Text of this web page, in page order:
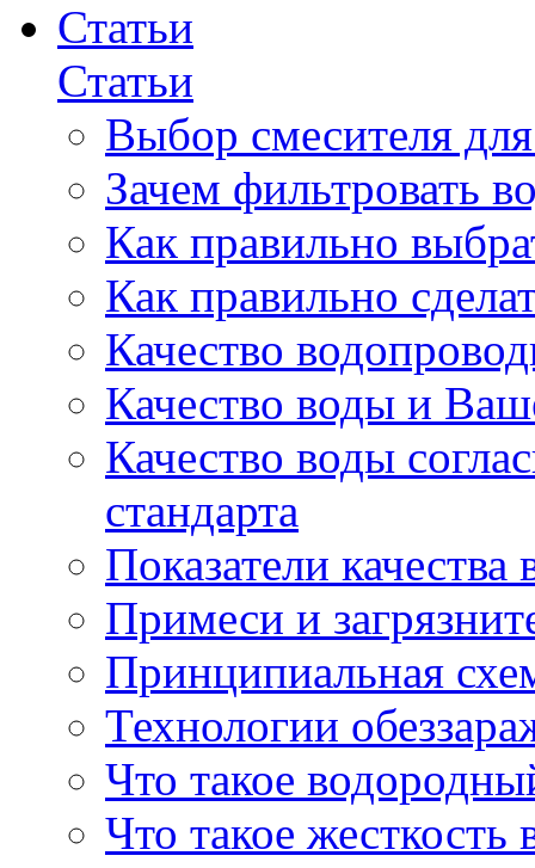
Статьи
Статьи
Выбор смесителя
Зачем фильтровать
Как правильно
Как правильно
Качество
Качество воды и
Качество воды
стандарта
Показатели качества
Примеси и
Принципиальная
Технологии
Что такое
Что такое жесткость